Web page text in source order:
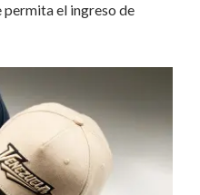
el ingreso de